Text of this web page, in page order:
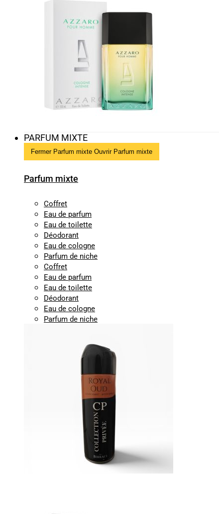
PARFUM MIXTE
Fermer Parfum mixte Ouvrir Parfum mixte
Parfum mixte
Coffret
Eau de parfum
Eau de toilette
Déodorant
Eau de cologne
Parfum de niche
Coffret
Eau de parfum
Eau de toilette
Déodorant
Eau de cologne
Parfum de niche